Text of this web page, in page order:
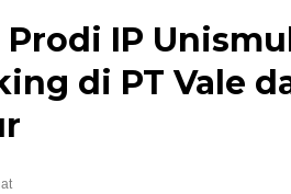
Prodi IP
di PT Vale